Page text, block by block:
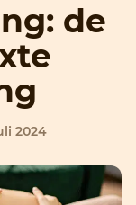
de
2024